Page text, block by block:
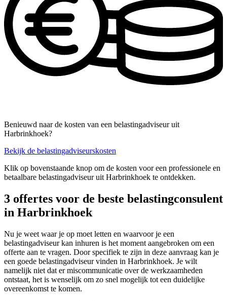
Benieuwd naar de kosten van een belastingadviseur uit
Harbrinkhoek?
Bekijk de belastingadviseurskosten
Klik op bovenstaande knop om de kosten voor een professionele en
betaalbare belastingadviseur uit Harbrinkhoek te ontdekken.
3 offertes voor de beste belastingconsulent
in Harbrinkhoek
Nu je weet waar je op moet letten en waarvoor je een
belastingadviseur kan inhuren is het moment aangebroken om een
offerte aan te vragen. Door specifiek te zijn in deze aanvraag kan je
een goede belastingadviseur vinden in Harbrinkhoek. Je wilt
namelijk niet dat er miscommunicatie over de werkzaamheden
ontstaat, het is wenselijk om zo snel mogelijk tot een duidelijke
overeenkomst te komen.